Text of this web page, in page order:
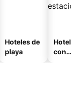
Hoteles de
playa
con